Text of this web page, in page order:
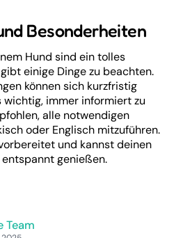
Team
Besonderheiten
Hund sind ein tolles
einige Dinge zu beachten.
können sich kurzfristig
wichtig, immer informiert zu
alle notwendigen
oder Englisch mitzuführen.
und kannst deinen
genießen.